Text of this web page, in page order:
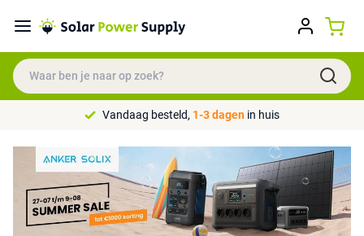
Vandaag besteld, 1-3 dagen in huis